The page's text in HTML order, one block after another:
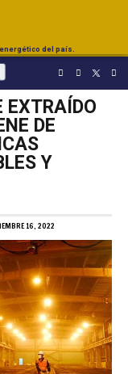
del país.
EXTRAÍDO
DE
Y
16, 2022